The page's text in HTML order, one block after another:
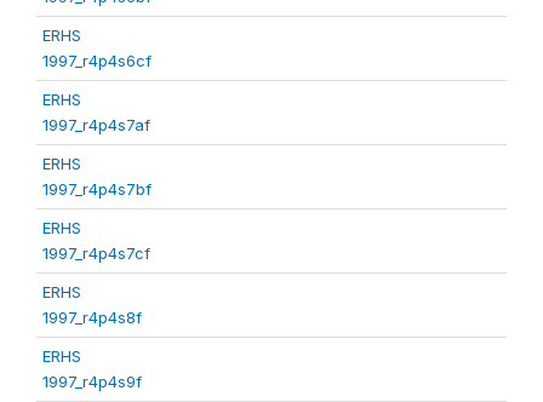
ERHS
1997_r4p4s6cf
ERHS
1997_r4p4s7af
ERHS
1997_r4p4s7bf
ERHS
1997_r4p4s7cf
ERHS
1997_r4p4s8f
ERHS
1997_r4p4s9f